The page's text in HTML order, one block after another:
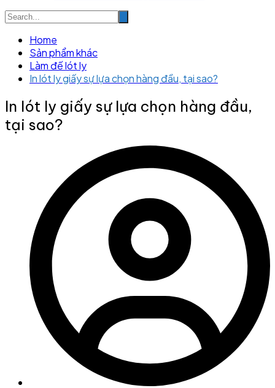
Home
Sản phẩm khác
Làm đế lót ly
In lót ly giấy sự lựa chọn hàng đầu, tại sao?
In lót ly giấy sự lựa chọn hàng đầu,
tại sao?